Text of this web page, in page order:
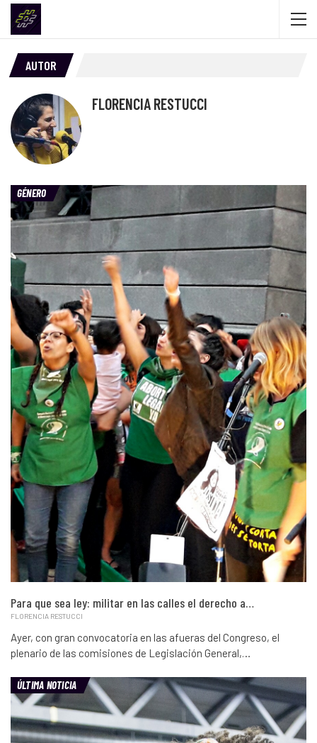
AUTOR
FLORENCIA RESTUCCI
GÉNERO
Para que sea ley: militar en las calles el derecho a…
FLORENCIA RESTUCCI
Ayer, con gran convocatoria en las afueras del Congreso, el
plenario de las comisiones de Legislación General,…
ÚLTIMA NOTICIA